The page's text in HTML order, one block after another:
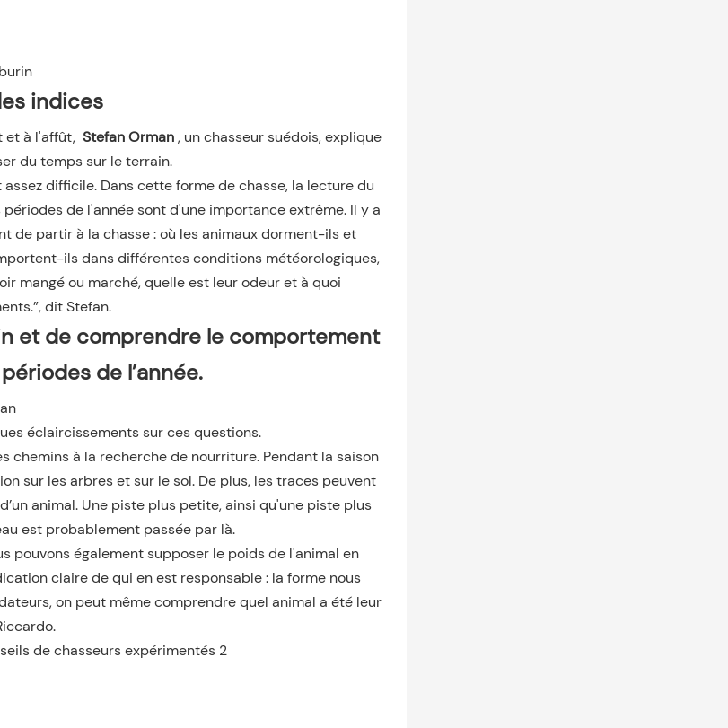
indices
et à l'affût, Stefan Orman, un chasseur suédois, explique
du temps sur le terrain.
difficile. Dans cette forme de chasse, la lecture du
de l'année sont d'une importance extrême. Il y a
de partir à la chasse : où les animaux dorment-ils et
ils dans différentes conditions météorologiques,
mangé ou marché, quelle est leur odeur et à quoi
dit Stefan.
et de comprendre le comportement
de l’année.
éclaircissements sur ces questions.
chemins à la recherche de nourriture. Pendant la saison
sur les arbres et sur le sol. De plus, les traces peuvent
animal. Une piste plus petite, ainsi qu'une piste plus
est probablement passée par là.
pouvons également supposer le poids de l'animal en
claire de qui en est responsable : la forme nous
on peut même comprendre quel animal a été leur